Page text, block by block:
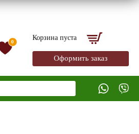
0
Корзина пуста
Оформить заказ